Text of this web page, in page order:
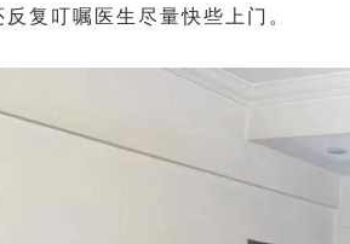
复叮嘱医生尽量快些上门。